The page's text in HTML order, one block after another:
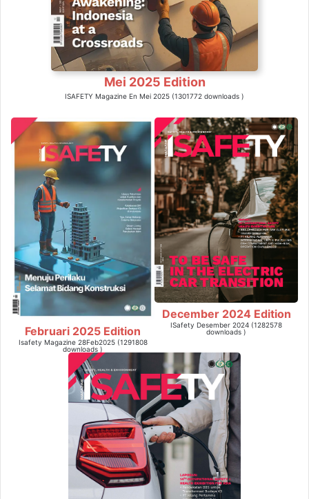
Mei 2025 Edition
ISAFETY Magazine En Mei 2025 (1301772 downloads )
Februari 2025 Edition
Isafety Magazine 28Feb2025 (1291808
downloads )
December 2024 Edition
ISafety Desember 2024 (1282578
downloads )